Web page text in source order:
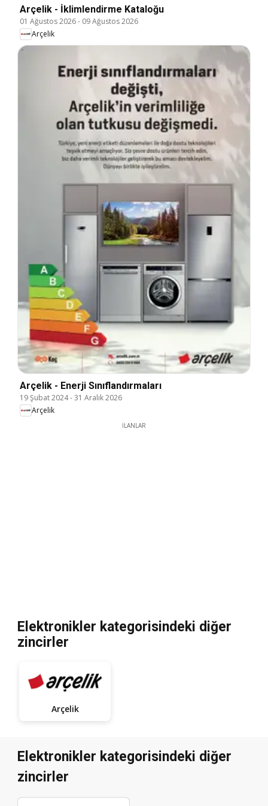
Arçelik - İklimlendirme Kataloğu
01 Ağustos 2026- 09 Ağustos 2026
Arçelik
Arçelik - Enerji Sınıflandırmaları
19 Şubat 2024-31 Aralık 2026
Arçelik
İLANLAR
Elektronikler kategorisindeki diğer
zincirler
Arçelik
Elektronikler kategorisindeki diğer
zincirler